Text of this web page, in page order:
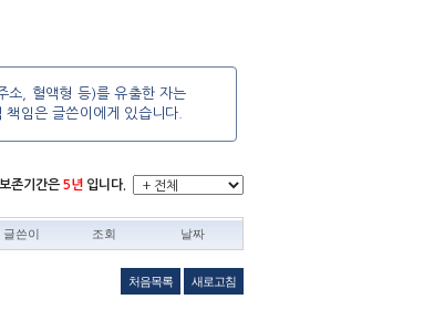
소, 혈액형 등)를 유출한 자는
임은 글쓴이에게 있습니다.
존기간은 5년 입니다.
글쓴이 조회 날짜
처음목록 새로고침